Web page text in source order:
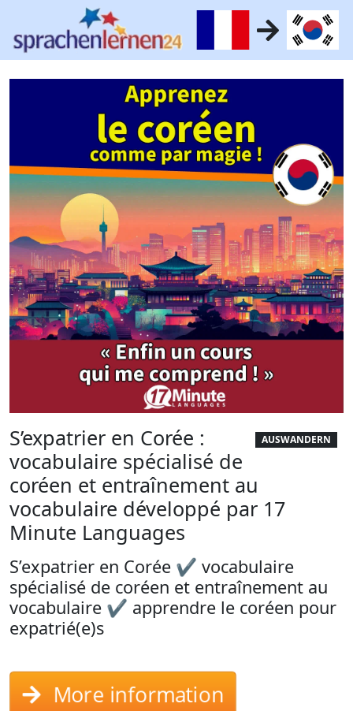
AUSWANDERN
S’expatrier en Corée :
vocabulaire spécialisé de
coréen et entraînement au
vocabulaire développé par 17
Minute Languages
S’expatrier en Corée ✔ vocabulaire
spécialisé de coréen et entraînement au
vocabulaire ✔ apprendre le coréen pour
expatrié(e)s
More information